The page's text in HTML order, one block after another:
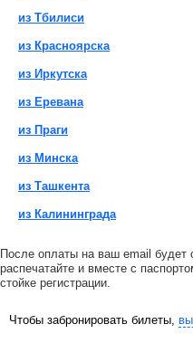
из Тбилиси
из Красноярска
из Иркутска
из Еревана
из Праги
из Минска
из Ташкента
из Калининграда
После оплаты на ваш email будет
распечатайте и вместе с
стойке регистрации.
Чтобы забронировать билеты,